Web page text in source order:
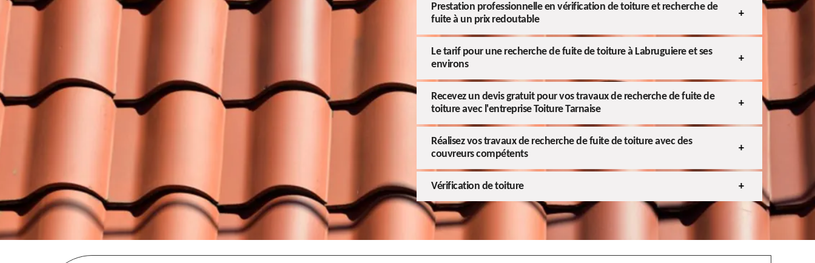
Prestation professionnelle en vérification de toiture et recherche de
fuite à un prix redoutable
Le tarif pour une recherche de fuite de toiture à Labruguiere et ses
environs
Recevez un devis gratuit pour vos travaux de recherche de fuite de
toiture avec l'entreprise Toiture Tarnaise
Réalisez vos travaux de recherche de fuite de toiture avec des
couvreurs compétents
Vérification de toiture